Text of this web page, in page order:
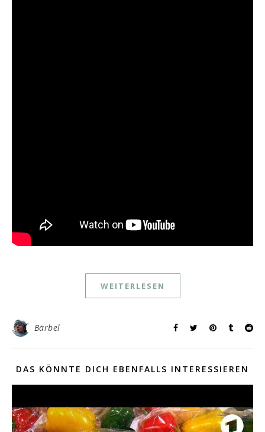
WEITERLESEN
Bärbel
DAS KÖNNTE DICH EBENFALLS INTERESSIEREN